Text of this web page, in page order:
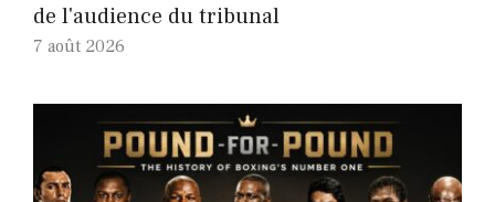
de l'audience du tribunal
7 août 2026